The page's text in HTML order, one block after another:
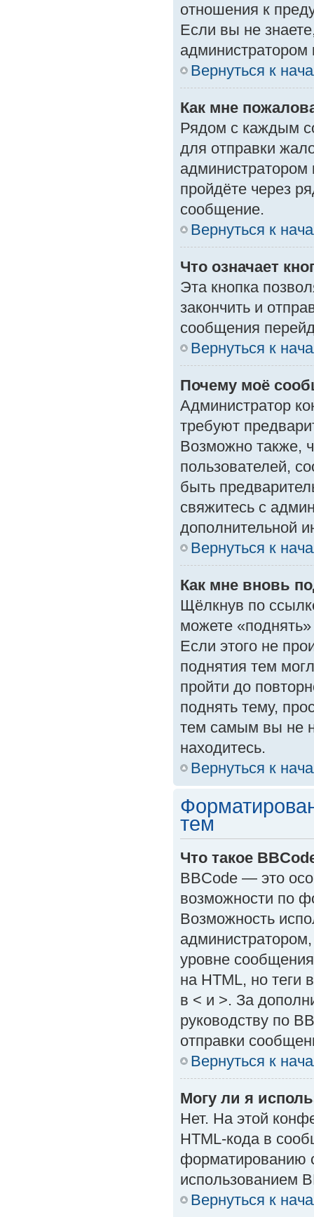
отношения к
Если вы не
Вернуться к
Как мне
Рядом с каждым
для отправки
пройдёте через
сообщение.
Вернуться к
Что означает
Эта кнопка
закончить и
сообщения
Вернуться к
Почему моё
Администратор
требуют
Возможно также,
пользователей,
быть
свяжитесь с
дополнительной
Вернуться к
Как мне вновь
Щёлкнув по
можете
Если этого не
поднятия тем
пройти до
поднять тему,
тем самым вы не
находитесь.
Вернуться к
тем
Что такое
BBCode — это
возможности по
Возможность
уровне
на HTML, но теги
в < и >. За
руководству по
отправки
Вернуться к
Могу ли я
Нет. На этой
HTML-кода в
форматированию
использованием
Вернуться к